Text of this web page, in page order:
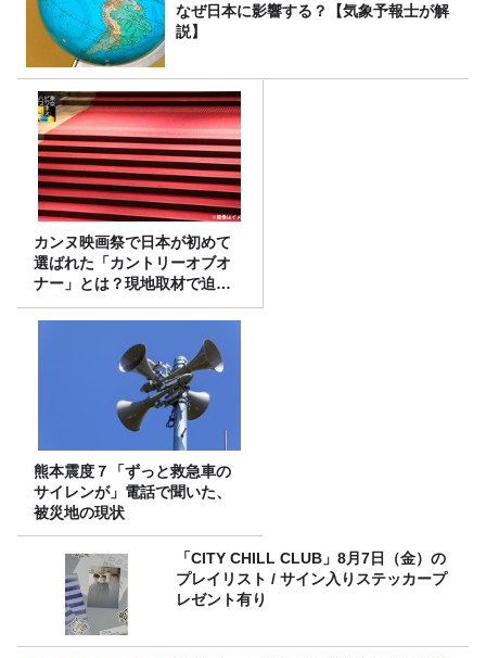
なぜ日本に影響する？【気象予報士が解
説】
カンヌ映画祭で日本が初めて
選ばれた「カントリーオブオ
ナー」とは？現地取材で迫る
選出の意味
熊本震度７「ずっと救急車の
サイレンが」電話で聞いた、
被災地の現状
「CITY CHILL CLUB」8月7日（金）の
プレイリスト / サイン入りステッカープ
レゼント有り